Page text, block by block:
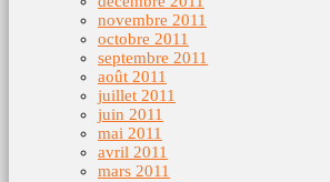
novembre 2011
octobre 2011
septembre 2011
août 2011
juillet 2011
juin 2011
mai 2011
avril 2011
mars 2011